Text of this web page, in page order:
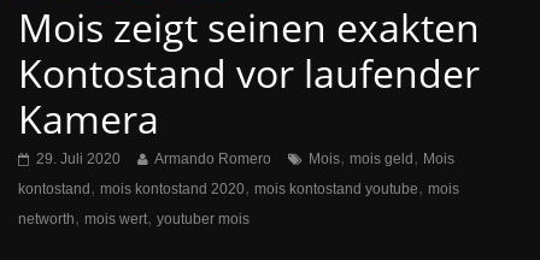
Mois zeigt seinen exakten
Kontostand vor laufender
Kamera
29. Juli 2020 Armando Romero Mois, mois geld , Mois
kontostand , mois kontostand 2020, mois kontostand youtube, mois
networth, mois wert, youtuber mois